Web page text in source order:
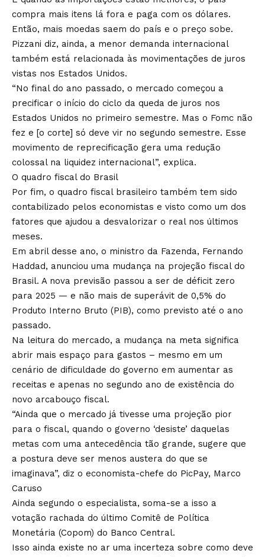
compra mais itens lá fora e paga com os dólares.
Então, mais moedas saem do país e o preço sobe.
Pizzani diz, ainda, a menor demanda internacional
também está relacionada às movimentações de juros
vistas nos Estados Unidos.
“No final do ano passado, o mercado começou a
precificar o início do ciclo da queda de juros nos
Estados Unidos no primeiro semestre. Mas o Fomc não
fez e [o corte] só deve vir no segundo semestre. Esse
movimento de reprecificação gera uma redução
colossal na liquidez internacional”, explica.
O quadro fiscal do Brasil
Por fim, o quadro fiscal brasileiro também tem sido
contabilizado pelos economistas e visto como um dos
fatores que ajudou a desvalorizar o real nos últimos
meses.
Em abril desse ano, o ministro da Fazenda, Fernando
Haddad, anunciou uma mudança na projeção fiscal do
Brasil. A nova previsão passou a ser de déficit zero
para 2025 — e não mais de superávit de 0,5% do
Produto Interno Bruto (PIB), como previsto até o ano
passado.
Na leitura do mercado, a mudança na meta significa
abrir mais espaço para gastos – mesmo em um
cenário de dificuldade do governo em aumentar as
receitas e apenas no segundo ano de existência do
novo arcabouço fiscal.
“Ainda que o mercado já tivesse uma projeção pior
para o fiscal, quando o governo ‘desiste’ daquelas
metas com uma antecedência tão grande, sugere que
a postura deve ser menos austera do que se
imaginava”, diz o economista-chefe do PicPay, Marco
Caruso
Ainda segundo o especialista, soma-se a isso a
votação rachada do último Comitê de Política
Monetária (Copom) do Banco Central.
Isso ainda existe no ar uma incerteza sobre como deve